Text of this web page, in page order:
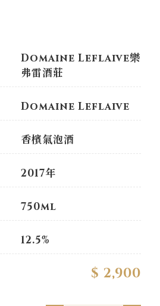
Domaine Leflaive樂
弗雷酒莊
Domaine Leflaive
香檳氣泡酒
2017年
750ml
12.5%
$ 2,900